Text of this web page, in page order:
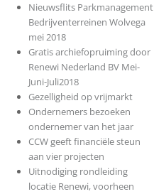
Nieuwsflits Parkmanagement
Bedrijventerreinen Wolvega
mei 2018
Gratis archiefopruiming door
Renewi Nederland BV Mei-
Juni-Juli2018
Gezelligheid op vrijmarkt
Ondernemers bezoeken
ondernemer van het jaar
CCW geeft financiële steun
aan vier projecten
Uitnodiging rondleiding
locatie Renewi, voorheen